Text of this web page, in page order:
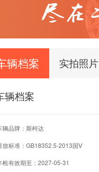
辆档案 实拍照片
辆档案
辆品牌：斯柯达
放标准：GB18352.5-2013国Ⅴ
检有效期至：2027-05-31